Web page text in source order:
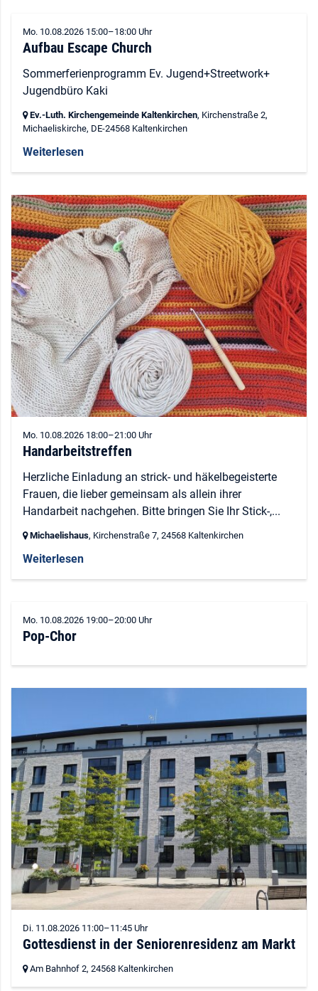
Mo. 10.08.2026 15:00–18:00 Uhr
Aufbau Escape Church
Sommerferienprogramm Ev. Jugend+Streetwork+
Jugendbüro Kaki
Ev.-Luth. Kirchengemeinde Kaltenkirchen, Kirchenstraße 2,
Michaeliskirche, DE-24568 Kaltenkirchen
Weiterlesen
Mo. 10.08.2026 18:00–21:00 Uhr
Handarbeitstreffen
Herzliche Einladung an strick- und häkelbegeisterte
Frauen, die lieber gemeinsam als allein ihrer
Handarbeit nachgehen. Bitte bringen Sie Ihr Stick-,...
Michaelishaus, Kirchenstraße 7, 24568 Kaltenkirchen
Weiterlesen
Mo. 10.08.2026 19:00–20:00 Uhr
Pop-Chor
Di. 11.08.2026 11:00–11:45 Uhr
Gottesdienst in der Seniorenresidenz am Markt
Am Bahnhof 2, 24568 Kaltenkirchen